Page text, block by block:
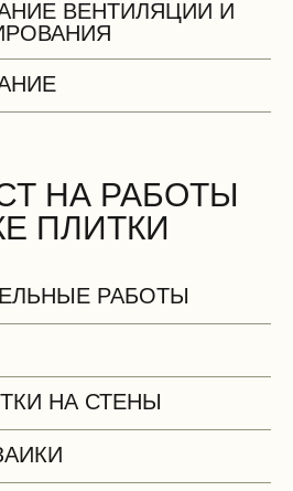
ВЕНТИЛЯЦИИ И
НА РАБОТЫ
ПЛИТКИ
РАБОТЫ
НА СТЕНЫ